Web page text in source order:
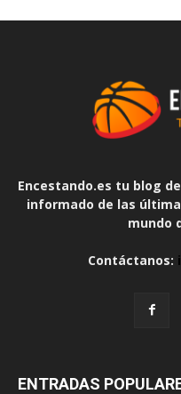
Encestando.es tu blog
informado de las
mundo
Contáctanos:
ENTRADAS